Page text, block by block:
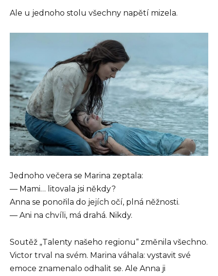
Ale u jednoho stolu všechny napětí mizela.
Jednoho večera se Marina zeptala:
— Mami… litovala jsi někdy?
Anna se ponořila do jejích očí, plná něžnosti.
— Ani na chvíli, má drahá. Nikdy.
Soutěž „Talenty našeho regionu“ změnila všechno.
Victor trval na svém. Marina váhala: vystavit své
emoce znamenalo odhalit se. Ale Anna ji